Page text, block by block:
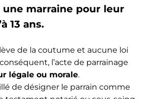
marraine pour leur
13 ans.
de la coutume et aucune loi
l’acte de parrainage
légale ou morale.
de désigner le parrain comme